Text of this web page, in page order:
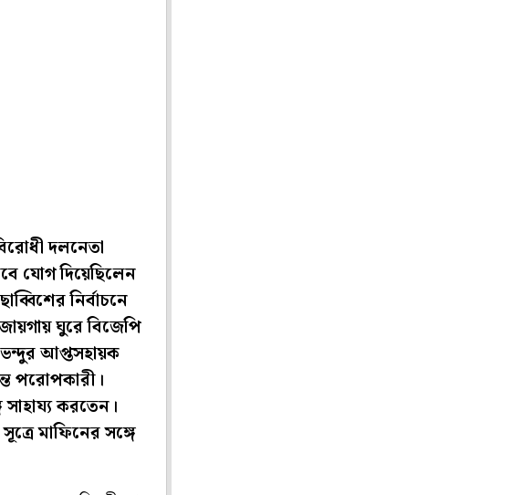
দলনেতা
যোগ দিয়েছিলেন
নির্বাচনে
ঘুরে বিজেপি
আপ্তসহায়ক
পরোপকারী।
করতেন।
মাফিনের সঙ্গে